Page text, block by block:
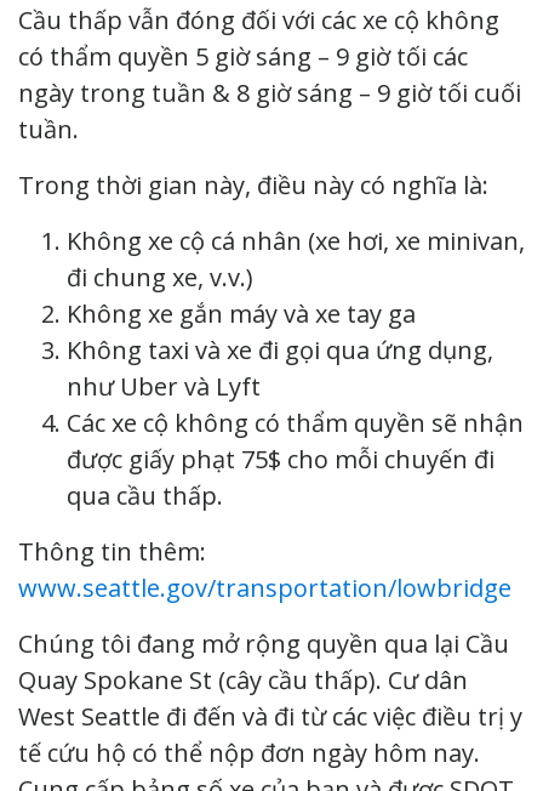
Cầu thấp vẫn đóng đối với các xe cộ không
có thẩm quyền 5 giờ sáng – 9 giờ tối các
ngày trong tuần & 8 giờ sáng – 9 giờ tối cuối
tuần.
Trong thời gian này, điều này có nghĩa là:
Không xe cộ cá nhân (xe hơi, xe minivan,
đi chung xe, v.v.)
Không xe gắn máy và xe tay ga
Không taxi và xe đi gọi qua ứng dụng,
như Uber và Lyft
Các xe cộ không có thẩm quyền sẽ nhận
được giấy phạt 75$ cho mỗi chuyến đi
qua cầu thấp.
Thông tin thêm:
www.seattle.gov/transportation/lowbridge
Chúng tôi đang mở rộng quyền qua lại Cầu
Quay Spokane St (cây cầu thấp). Cư dân
West Seattle đi đến và đi từ các việc điều trị y
tế cứu hộ có thể nộp đơn ngày hôm nay.